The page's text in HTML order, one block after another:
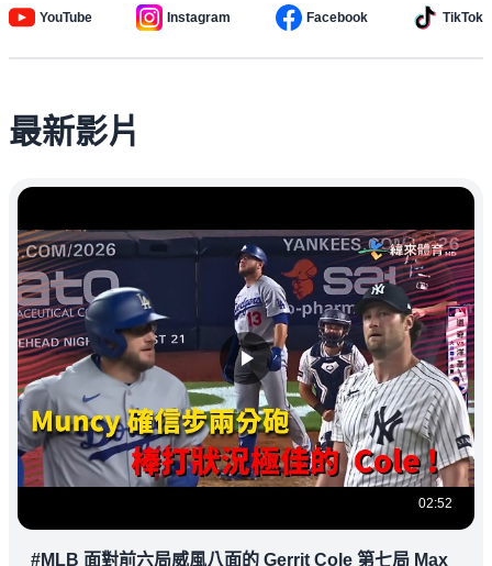
YouTube Instagram Facebook TikTok
最新影片
02:52
#MLB 面對前六局威風八面的 Gerrit Cole 第七局 Max